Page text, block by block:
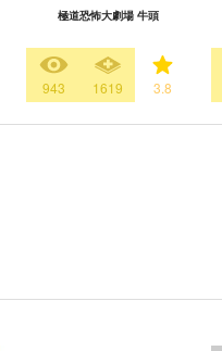
極道恐怖大劇場 牛頭
943 1619 3.8